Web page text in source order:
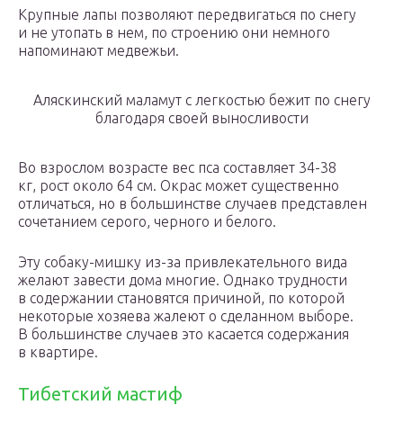
Крупные лапы позволяют передвигаться по снегу
и не утопать в нем, по строению они немного
напоминают медвежьи.
Аляскинский маламут с легкостью бежит по снегу
благодаря своей выносливости
Во взрослом возрасте вес пса составляет 34-38
кг, рост около 64 см. Окрас может существенно
отличаться, но в большинстве случаев представлен
сочетанием серого, черного и белого.
Эту собаку-мишку из-за привлекательного вида
желают завести дома многие. Однако трудности
в содержании становятся причиной, по которой
некоторые хозяева жалеют о сделанном выборе.
В большинстве случаев это касается содержания
в квартире.
Тибетский мастиф